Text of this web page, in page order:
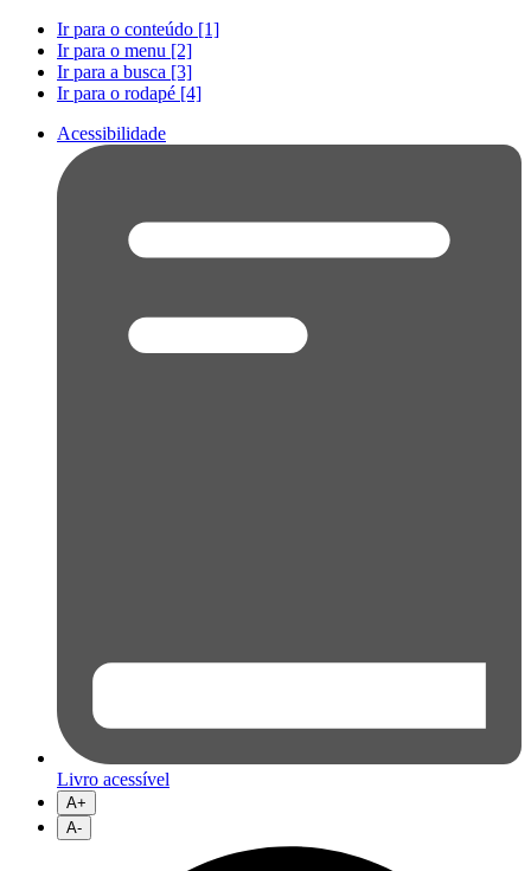
Ir para o conteúdo [1]
Ir para o menu [2]
Ir para a busca [3]
Ir para o rodapé [4]
Acessibilidade
Livro acessível
A+
A-